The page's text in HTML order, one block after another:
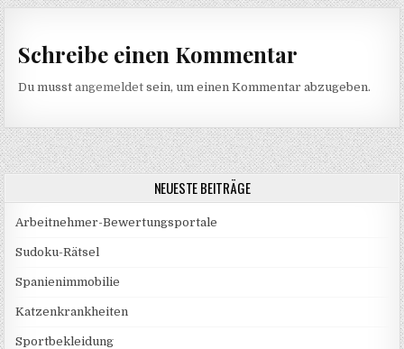
Schreibe einen Kommentar
Du musstangemeldet sein, um einen Kommentar abzugeben.
NEUESTE BEITRÄGE
Arbeitnehmer-Bewertungsportale
Sudoku-Rätsel
Spanienimmobilie
Katzenkrankheiten
Sportbekleidung